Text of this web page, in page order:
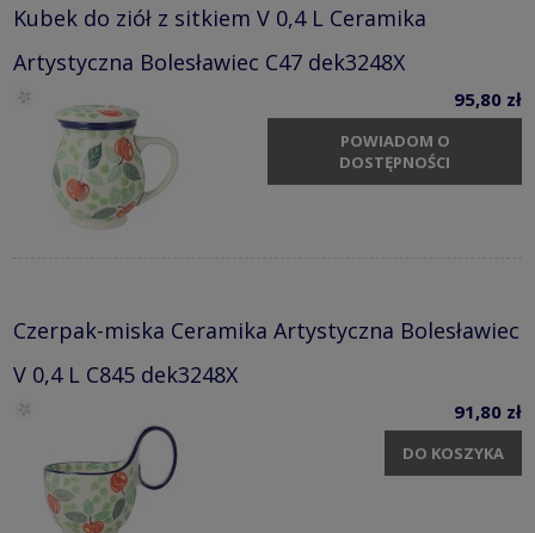
Kubek do ziół z sitkiem V 0,4 L Ceramika
Artystyczna Bolesławiec C47 dek3248X
95,80 zł
POWIADOM O
DOSTĘPNOŚCI
Czerpak-miska Ceramika Artystyczna Bolesławiec
V 0,4 L C845 dek3248X
91,80 zł
DO KOSZYKA